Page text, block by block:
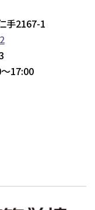
手2167-1
～17:00